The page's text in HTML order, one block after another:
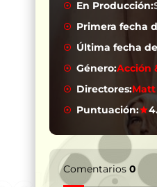
En Producción:
Primera fecha
Última fecha
Género:Acción
Directores:
Puntuación:
Comentarios 0